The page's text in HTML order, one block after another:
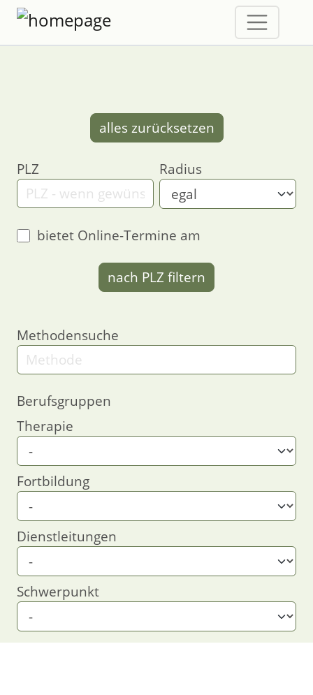
alles zurücksetzen
PLZ Radius
bietet Online-Termine am
nach PLZ filtern
Methodensuche
Berufsgruppen
Therapie
Fortbildung
Dienstleitungen
Schwerpunkt